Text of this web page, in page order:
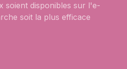
soient disponibles sur l'e-
soit la plus efficace